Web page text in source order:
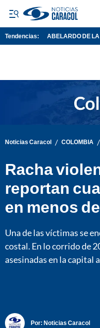
Tendencias: ABELARDO DE
Noticias Caracol / COLOMBIA /
Racha
reportan
en menos
Una de las víctimas se
costal. En lo corrido de
asesinadas en la capital
Por: Noticias Caracol